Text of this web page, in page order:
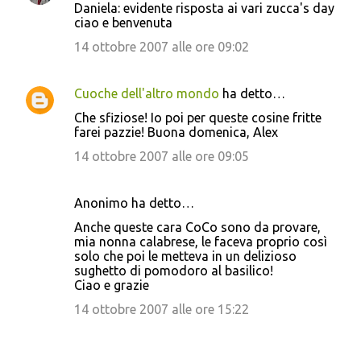
Daniela: evidente risposta ai vari zucca's day
ciao e benvenuta
14 ottobre 2007 alle ore 09:02
Cuoche dell'altro mondo ha detto…
Che sfiziose! Io poi per queste cosine fritte
farei pazzie! Buona domenica, Alex
14 ottobre 2007 alle ore 09:05
Anonimo ha detto…
Anche queste cara CoCo sono da provare,
mia nonna calabrese, le faceva proprio così
solo che poi le metteva in un delizioso
sughetto di pomodoro al basilico!
Ciao e grazie
14 ottobre 2007 alle ore 15:22